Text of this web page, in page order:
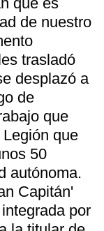
de nuestro
trasladó
desplazó a
de
que
que
50
autónoma.
Capitán'
por